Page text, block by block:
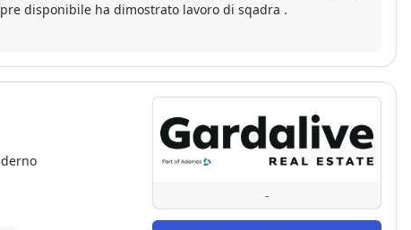
disponibile ha dimostrato lavoro di sqadra .
-